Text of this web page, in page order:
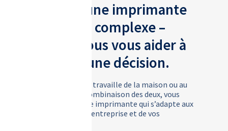
Acheter une imprimante
peut être complexe –
laissez-nous vous aider à
prendre une décision.
Que votre équipe travaille de la maison ou au
bureau, ou une combinaison des deux, vous
avez besoin d’une imprimante qui s’adapte aux
besoins de votre entreprise et de vos